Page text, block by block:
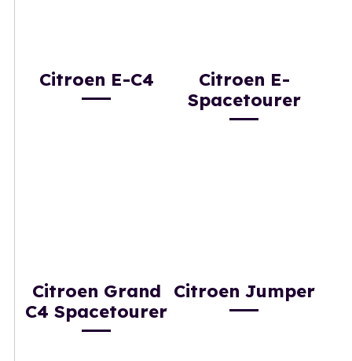
Citroen E-C4
Citroen E-
Spacetourer
Citroen Grand
C4 Spacetourer
Citroen Jumper